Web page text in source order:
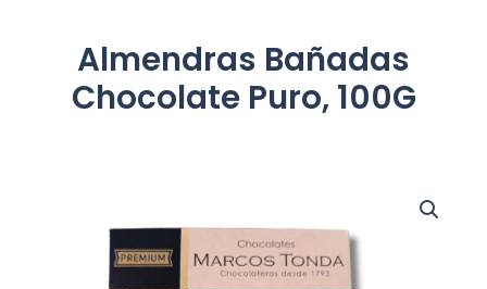
Almendras Bañadas
Chocolate Puro, 100G